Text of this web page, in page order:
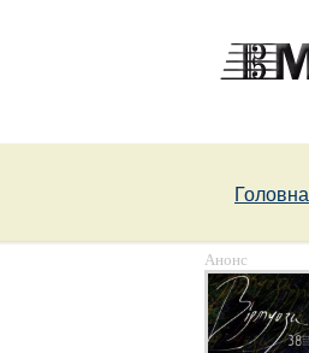
Головна
Анонс